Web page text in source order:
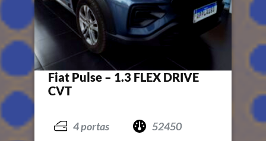
Fiat Pulse – 1.3 FLEX DRIVE
CVT
4 portas
52450